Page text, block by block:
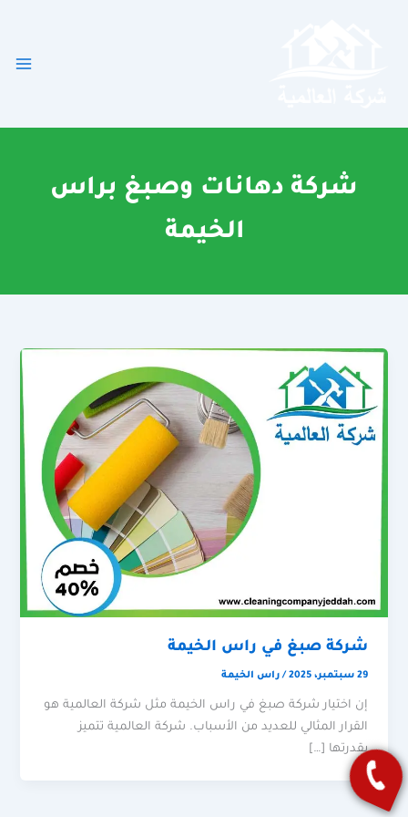
شركة دهانات وصبغ براس
الخيمة
شركة صبغ في راس الخيمة
29 سبتمبر، 2025 /راس الخيمة
إن اختيار شركة صبغ في راس الخيمة مثل شركة العالمية هو
القرار المثالي للعديد من الأسباب. شركة العالمية تتميز
بقدرتها […]